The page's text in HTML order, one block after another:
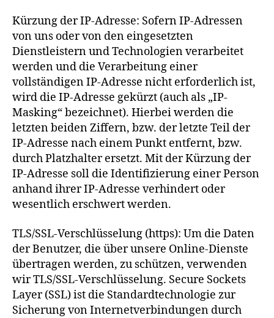
Kürzung der IP-Adresse: Sofern IP-Adressen
von uns oder von den eingesetzten
Dienstleistern und Technologien verarbeitet
werden und die Verarbeitung einer
vollständigen IP-Adresse nicht erforderlich ist,
wird die IP-Adresse gekürzt (auch als „IP-
Masking“ bezeichnet). Hierbei werden die
letzten beiden Ziffern, bzw. der letzte Teil der
IP-Adresse nach einem Punkt entfernt, bzw.
durch Platzhalter ersetzt. Mit der Kürzung der
IP-Adresse soll die Identifizierung einer Person
anhand ihrer IP-Adresse verhindert oder
wesentlich erschwert werden.
TLS/SSL-Verschlüsselung (https): Um die Daten
der Benutzer, die über unsere Online-Dienste
übertragen werden, zu schützen, verwenden
wir TLS/SSL-Verschlüsselung. Secure Sockets
Layer (SSL) ist die Standardtechnologie zur
Sicherung von Internetverbindungen durch